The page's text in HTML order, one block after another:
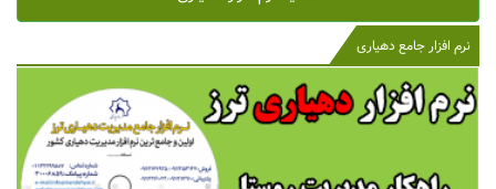
نرم افزار جامع دهیاری